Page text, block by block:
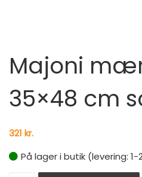
Majoni
35×48 cm
321 kr.
På lager i butik (levering: